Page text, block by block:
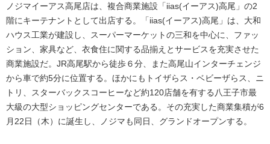
ノジマイーアス高尾店は、複合商業施設「iias(イーアス)高尾」の2
階にキーテナントとして出店する。「iias(イーアス)高尾」は、大和
ハウス工業が建設し、スーパーマーケットの三和を中心に、ファッ
ション、家具など、衣食住に関する品揃えとサービスを充実させた
商業施設だ。JR高尾駅から徒歩６分、また高尾山インターチェンジ
から車で約5分に位置する。ほかにもトイザらス・ベビーザらス、ニ
トリ、スターバックスコーヒーなど約120店舗を有する八王子市最
大級の大型ショッピングセンターである。その充実した商業集積が6
月22日（木）に誕生し、ノジマも同日、グランドオープンする。